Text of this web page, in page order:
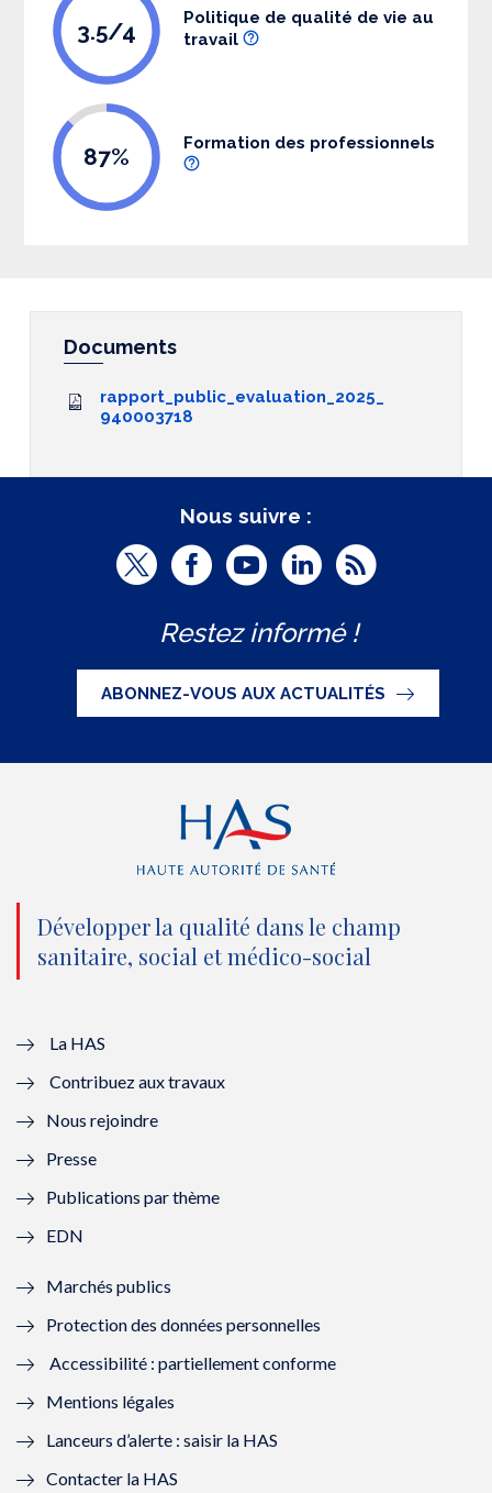
3.5/4
Politique de qualité de vie au
travail
87% Formation des professionnels
Documents
rapport_public_evaluation_2025_
940003718
Nous suivre :
T
i
t
t
e
n
o
u
l
l
f
n
ê
t
r
e
F
c
e
b
o
o
k
(
n
o
e
e
n
ê
r
Y
u
t
u
b
e
(
n
o
u
ê
t
e
L
n
k
e
d
(
n
o
ê
R
Restez informé !
ABONNEZ-VOUS AUX ACTUALITÉS
Développer la qualité dans le champ
sanitaire, social et médico-social
La HAS
Contribuez aux travaux
Nous rejoindre
Presse
Publications par thème
EDN
Marchés publics
Protection des données personnelles
Accessibilité : partiellement conforme
Mentions légales
Lanceurs d’alerte : saisir la HAS
Contacter la HAS